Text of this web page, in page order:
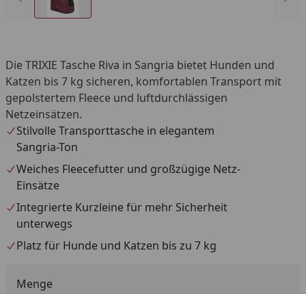
Die TRIXIE Tasche Riva in Sangria bietet Hunden und
Katzen bis 7 kg sicheren, komfortablen Transport mit
gepolstertem Fleece und luftdurchlässigen
Netzeinsätzen.
Stilvolle Transporttasche in elegantem
Sangria-Ton
Weiches Fleecefutter und großzügige Netz-
Einsätze
Integrierte Kurzleine für mehr Sicherheit
unterwegs
Platz für Hunde und Katzen bis zu 7 kg
Menge